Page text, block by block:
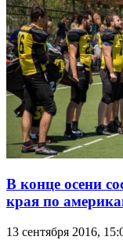
В конце осени
края по
13 сентября 2016,